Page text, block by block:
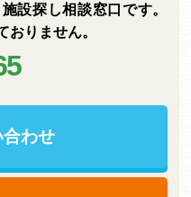
設探し相談窓口です。
おりません。
わせ